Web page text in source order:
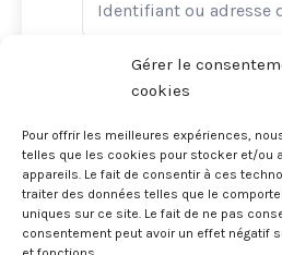
Gérer le
cookies
Pour offrir les meilleures expériences,
telles que les cookies pour stocker et/ou
appareils. Le fait de consentir à ces
traiter des données telles que le
uniques sur ce site. Le fait de ne pas
consentement peut avoir un effet négatif
Me garder connecté
SE